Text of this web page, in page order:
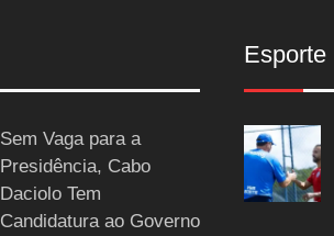
Sem Vaga para a
Presidência, Cabo
Daciolo Tem
Candidatura ao Governo
Esporte